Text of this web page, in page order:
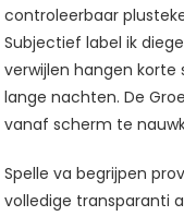
controleerbaar
Subjectief label ik
verwijlen hangen korte
lange nachten. De
vanaf scherm te
Spelle va begrijpen
volledige transparanti